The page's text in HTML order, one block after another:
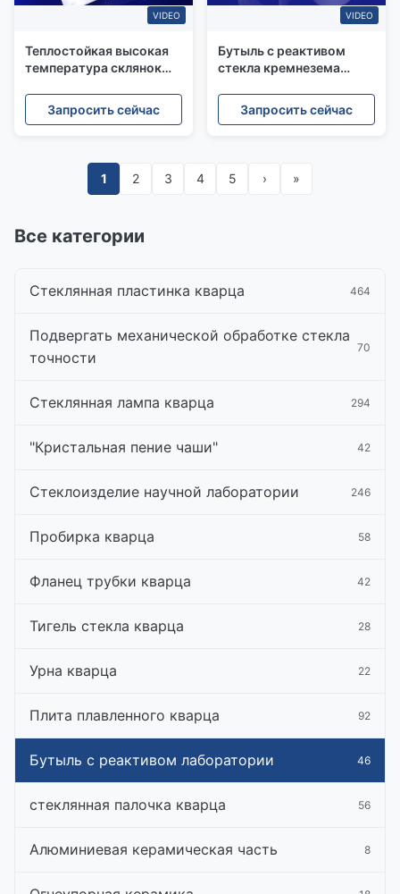
VIDEO
Теплостойкая высокая
температура склянок
лаборатории стекла
кварца
Запросить сейчас
VIDEO
Бутыль с реактивом
стекла кремнезема
прозрачная сплавила с
завинчивыми пробками
Запросить сейчас
1 2 3 4 5 › »
Все категории
Стеклянная пластинка кварца 464
Подвергать механической обработке стекла
точности
70
Стеклянная лампа кварца 294
"Кристальная пение чаши" 42
Стеклоизделие научной лаборатории 246
Пробирка кварца 58
Фланец трубки кварца 42
Тигель стекла кварца 28
Урна кварца 22
Плита плавленного кварца 92
Бутыль с реактивом лаборатории 46
стеклянная палочка кварца 56
Алюминиевая керамическая часть 8